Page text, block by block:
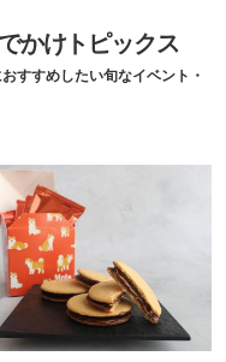
かけトピックス
すすめしたい旬なイベント・